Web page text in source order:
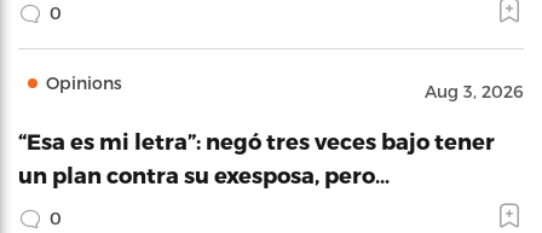
0
Opinions Aug 3, 2026
“Esa es mi letra”: negó tres veces bajo tener
un plan contra su exesposa, pero…
0